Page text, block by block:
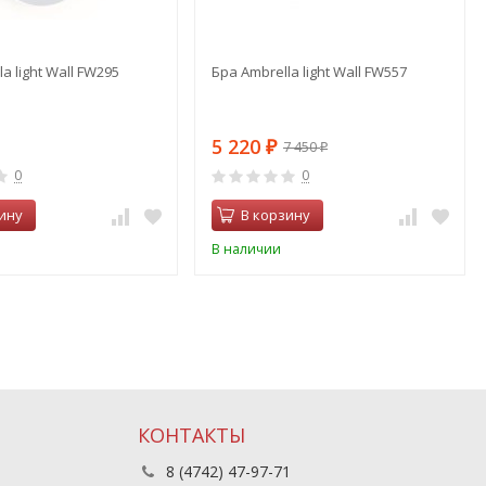
light Wall FW295
0
Бра Ambrella light Wall FW557
5 220 ₽ 7 450₽
0
В корзину
В наличии
КОНТАКТЫ
8 (4742) 47-97-71